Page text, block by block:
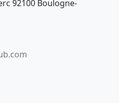
92100 Boulogne-